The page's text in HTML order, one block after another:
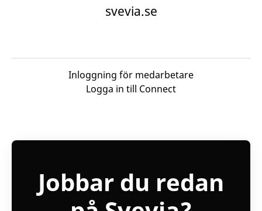
svevia.se
Inloggning för medarbetare
Logga in till Connect
Jobbar du redan